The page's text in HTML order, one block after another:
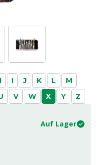
I J K L
M
V W X Y Z
Auf Lager